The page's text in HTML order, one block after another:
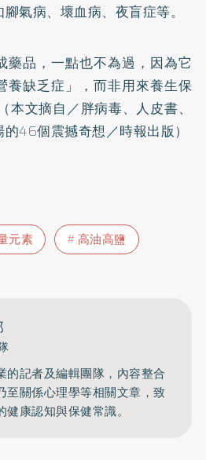
氣病、壞血病、夜盲症等。
藥品，一點也不為過，因為它
養缺乏症」，而非用來養生保
文摘自／胖病毒、人皮書、
46個震撼奇想／時報出版）
元素 高油高鹽
的記者及編輯團隊，內容整合
至關係心理學等相關文章，致
康認知與保健常識。